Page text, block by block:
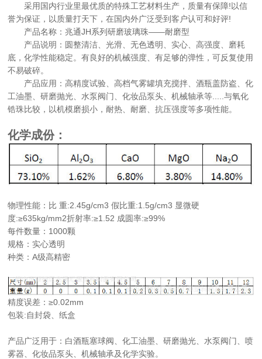
采用国内行业里最优质的特殊工艺材料生产，质量有保障!以信
誉为保证，以质量打天下，在国内外广泛受到客户认可和好评!
产品名称：兆通JH系列研磨玻璃珠——耐磨型
产品说明：圆整清洁、光滑、无色透明、实心、高强度、磨耗
底，化学性能稳定。有良好的机械强度、有足够的弹性，可反复使用
不易破碎。
产品应用：高精度试验、高档气雾罐填充搅拌、酒瓶盖防盗、化
工油墨、研磨抛光、水泵阀门、化妆品泵头、机械轴承等.....与氧化
锆珠比较，以机模磨损小，耐热、耐磨、抗压强度等多项性能。
化学成份：
物理性能：比 重:2.45g/cm3 假比重:1.5g/cm3 显微硬
度:≥635kg/mm2折射率:≥1.52 成圆率:≥99%
每件数量：1000颗
规格：实心透明
种类：A级高精密
精度误差：≥0.02mm
包装:自封袋、纸盒
产品广泛用于：白酒瓶塞球阀、化工油墨、研磨抛光、水泵阀门、喷
雾器、化妆品泵头、机械轴承及化学实验。